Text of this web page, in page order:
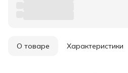
О товаре Характеристики